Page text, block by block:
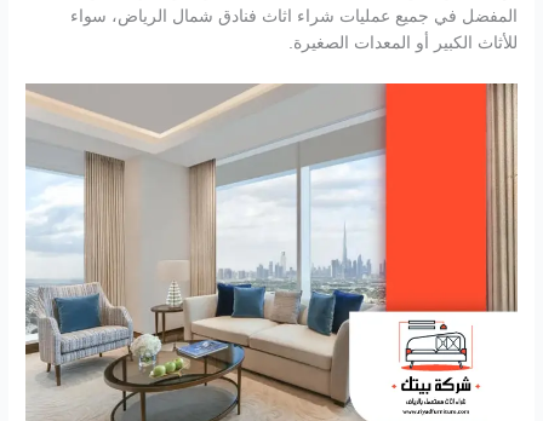
المفضل في جميع عمليات شراء اثاث فنادق شمال الرياض، سواء
للأثاث الكبير أو المعدات الصغيرة.